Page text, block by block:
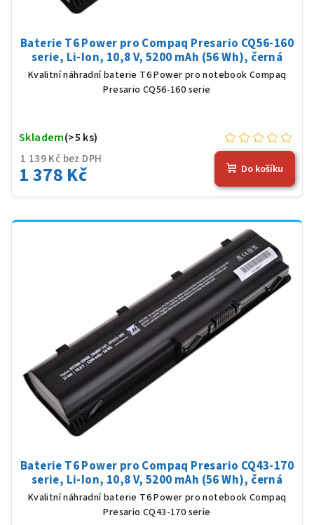
Baterie T6 Power pro Compaq Presario CQ56-160
serie, Li-Ion, 10,8 V, 5200 mAh (56 Wh), černá
Kvalitní náhradní baterie T6 Power pro notebook Compaq
Presario CQ56-160 serie
1 139 Kč bez DPH
1 378 Kč
Skladem(>5 ks)
Do košíku
Baterie T6 Power pro Compaq Presario CQ43-170
serie, Li-Ion, 10,8 V, 5200 mAh (56 Wh), černá
Kvalitní náhradní baterie T6 Power pro notebook Compaq
Presario CQ43-170 serie